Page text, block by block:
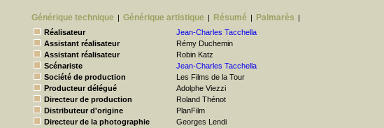
Générique technique | Générique artistique | Résumé | Palmarès |
Réalisateur
Jean-Charles Tacchella
Assistant réalisateur
Rémy Duchemin
Assistant réalisateur
Robin Katz
Scénariste
Jean-Charles Tacchella
Société de production
Les Films de la Tour
Producteur délégué
Adolphe Viezzi
Directeur de production
Roland Thénot
Distributeur d'origine
PlanFilm
Directeur de la photographie
Georges Lendi